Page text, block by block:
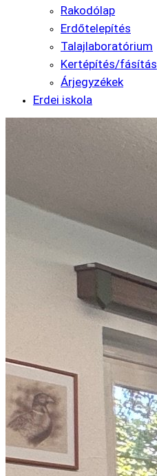
Rakodólap
Erdőtelepítés
Talajlaboratórium
Kertépítés/fásítás
Árjegyzékek
Erdei iskola